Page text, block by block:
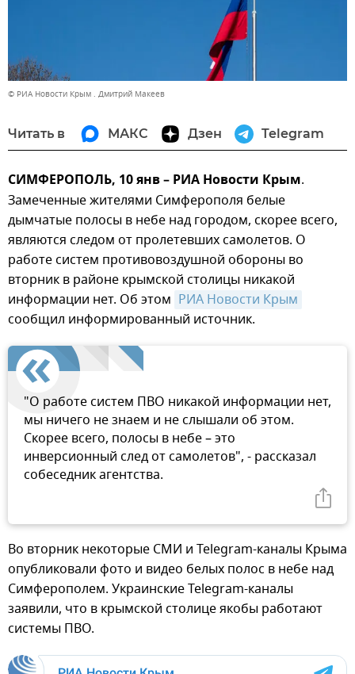
© РИА Новости Крым . Дмитрий Макеев
Читать в МАКС Дзен Telegram
СИМФЕРОПОЛЬ, 10 янв – РИА Новости Крым.
Замеченные жителями Симферополя белые
дымчатые полосы в небе над городом, скорее всего,
являются следом от пролетевших самолетов. О
работе систем противовоздушной обороны во
вторник в районе крымской столицы никакой
информации нет. Об этом РИА Новости Крым
сообщил информированный источник.
"О работе систем ПВО никакой информации нет,
мы ничего не знаем и не слышали об этом.
Скорее всего, полосы в небе – это
инверсионный след от самолетов", - рассказал
собеседник агентства.
Во вторник некоторые СМИ и Telegram-каналы Крыма
опубликовали фото и видео белых полос в небе над
Симферополем. Украинские Telegram-каналы
заявили, что в крымской столице якобы работают
системы ПВО.